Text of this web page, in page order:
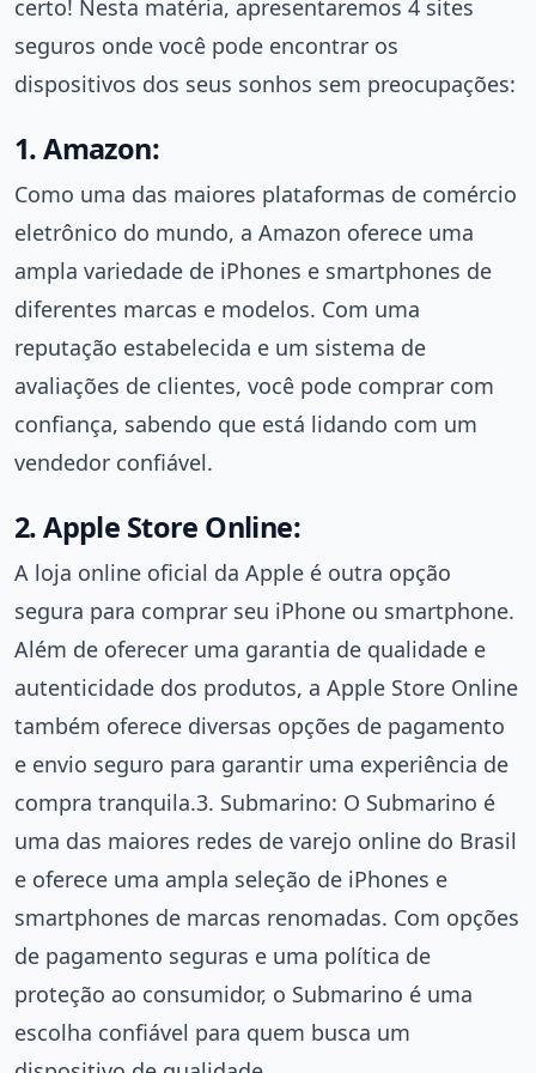
certo! Nesta matéria, apresentaremos 4 sites
seguros onde você pode encontrar os
dispositivos dos seus sonhos sem preocupações:
1. Amazon:
Como uma das maiores plataformas de comércio
eletrônico do mundo, a Amazon oferece uma
ampla variedade de iPhones e smartphones de
diferentes marcas e modelos. Com uma
reputação estabelecida e um sistema de
avaliações de clientes, você pode comprar com
confiança, sabendo que está lidando com um
vendedor confiável.
2. Apple Store Online:
A loja online oficial da Apple é outra opção
segura para comprar seu iPhone ou smartphone.
Além de oferecer uma garantia de qualidade e
autenticidade dos produtos, a Apple Store Online
também oferece diversas opções de pagamento
e envio seguro para garantir uma experiência de
compra tranquila.3. Submarino: O Submarino é
uma das maiores redes de varejo online do Brasil
e oferece uma ampla seleção de iPhones e
smartphones de marcas renomadas. Com opções
de pagamento seguras e uma política de
proteção ao consumidor, o Submarino é uma
escolha confiável para quem busca um